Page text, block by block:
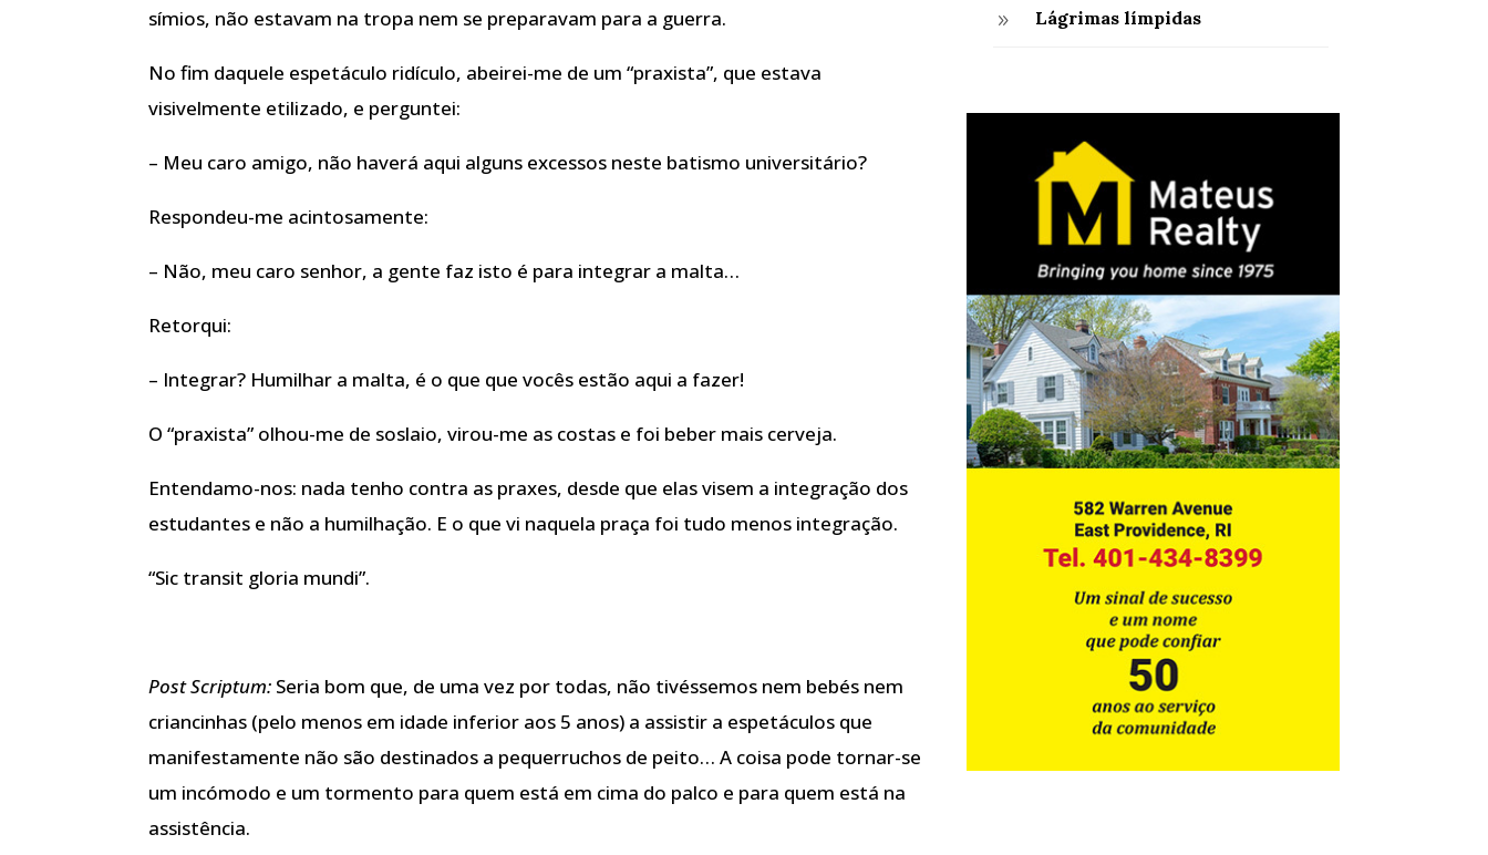
símios, não estavam na tropa nem se preparavam para a guerra.
No fim daquele espetáculo ridículo, abeirei-me de um “praxista”, que estava
visivelmente etilizado, e perguntei:
– Meu caro amigo, não haverá aqui alguns excessos neste batismo universitário?
Respondeu-me acintosamente:
– Não, meu caro senhor, a gente faz isto é para integrar a malta…
Retorqui:
– Integrar? Humilhar a malta, é o que que vocês estão aqui a fazer!
O “praxista” olhou-me de soslaio, virou-me as costas e foi beber mais cerveja.
Entendamo-nos: nada tenho contra as praxes, desde que elas visem a integração dos
estudantes e não a humilhação. E o que vi naquela praça foi tudo menos integração.
“Sic transit gloria mundi”.
Post Scriptum: Seria bom que, de uma vez por todas, não tivéssemos nem bebés nem
criancinhas (pelo menos em idade inferior aos 5 anos) a assistir a espetáculos que
manifestamente não são destinados a pequerruchos de peito… A coisa pode tornar-se
um incómodo e um tormento para quem está em cima do palco e para quem está na
assistência.
9 Lágrimas límpidas